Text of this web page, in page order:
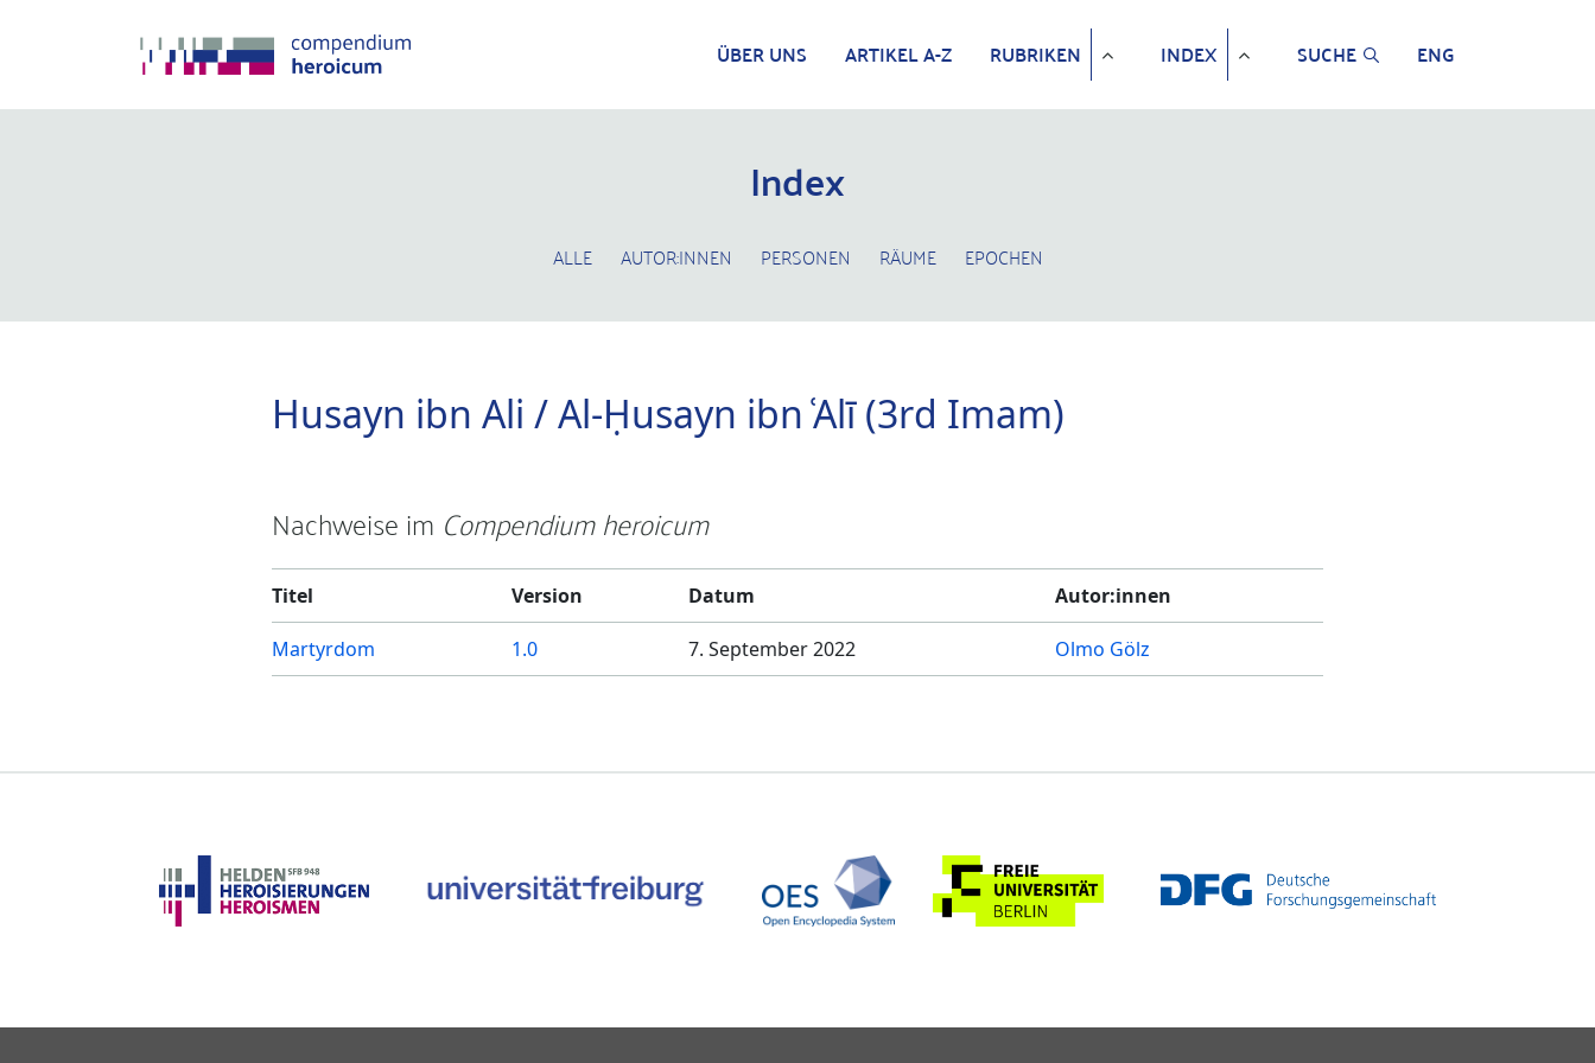
ÜBER UNS ARTIKEL A-Z RUBRIKEN INDEX SUCHE ENG
Index
ALLE AUTOR:INNEN PERSONEN RÄUME EPOCHEN
Husayn ibn Ali / Al-Ḥusayn ibn ʿAlī (3rd Imam)
Nachweise im Compendium heroicum
Titel Version Datum Autor:innen
Martyrdom 1.0 7. September 2022 Olmo Gölz